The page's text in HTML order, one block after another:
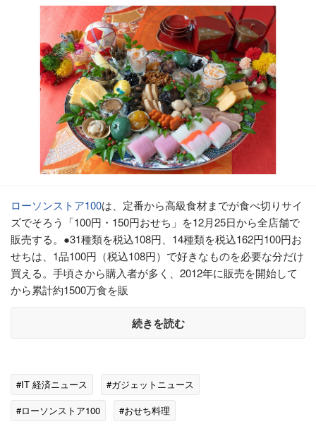
ローソンストア100は、定番から高級食材までが食べ切りサイ
ズでそろう「100円・150円おせち」を12月25日から全店舗で
販売する。●31種類を税込108円、14種類を税込162円100円お
せちは、1品100円（税込108円）で好きなものを必要な分だけ
買える。手頃さから購入者が多く、2012年に販売を開始して
から累計約1500万食を販
続きを読む
#IT 経済ニュース
#ガジェットニュース
#ローソンストア100
#おせち料理